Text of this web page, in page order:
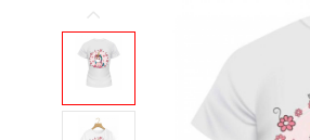
Hogar y jardín
Deportes y ocio
Ferretería y autos